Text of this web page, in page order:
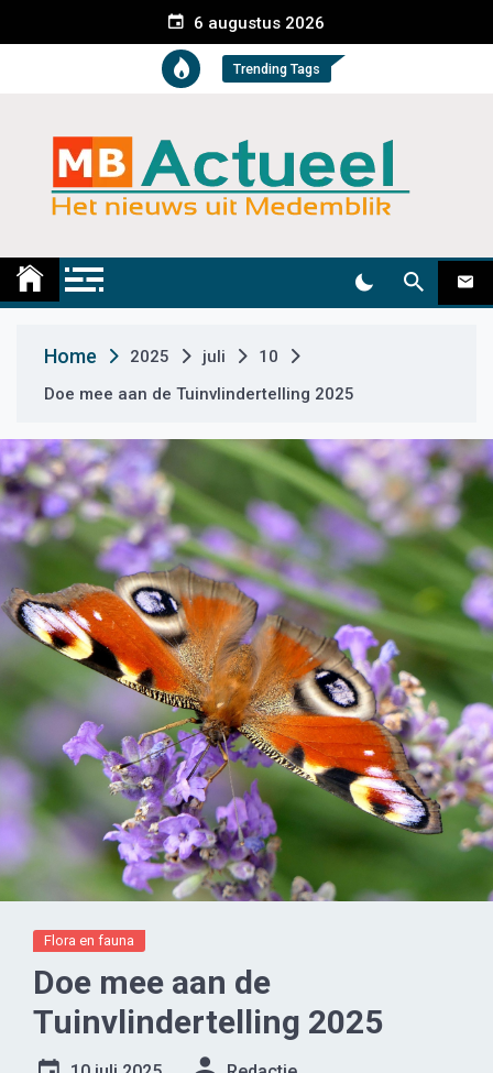
e
t
6 augustus 2026
Trending Tags
Medemblik Actueel
Home 2025 juli
10
Doe mee aan de Tuinvlindertelling 2025
Flora en fauna
Doe mee aan de
Tuinvlindertelling 2025